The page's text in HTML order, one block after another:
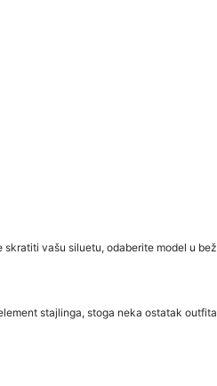
vašu siluetu, odaberite model u bež
stajlinga, stoga neka ostatak outfita